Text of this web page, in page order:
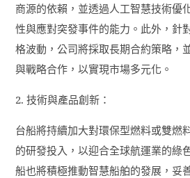
商源的依賴，並透過人工智慧技術優
性與應對突發事件的能力。此外，針
格波動，公司將採取長期合約策略，
與戰略合作，以實現市場多元化。
2.技術與產品創新：
台船將持續加大對環保型燃料或雙燃
的研發投入，以迎合全球航運業的綠
船也將積極推動智慧船舶的發展，妥